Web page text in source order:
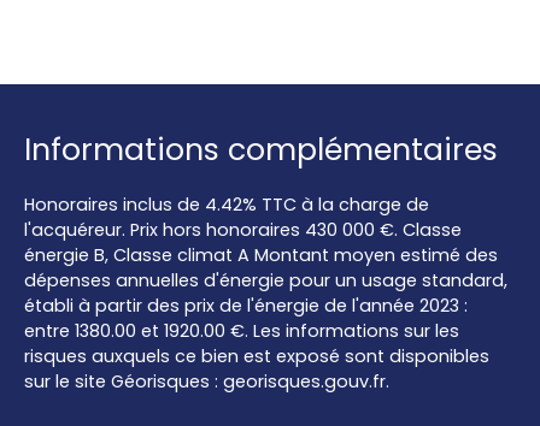
Informations complémentaires
Honoraires inclus de 4.42% TTC à la charge de
l'acquéreur. Prix hors honoraires 430 000 €. Classe
énergie B, Classe climat A Montant moyen estimé des
dépenses annuelles d'énergie pour un usage standard,
établi à partir des prix de l'énergie de l'année 2023 :
entre 1380.00 et 1920.00 €. Les informations sur les
risques auxquels ce bien est exposé sont disponibles
sur le site Géorisques : georisques.gouv.fr.